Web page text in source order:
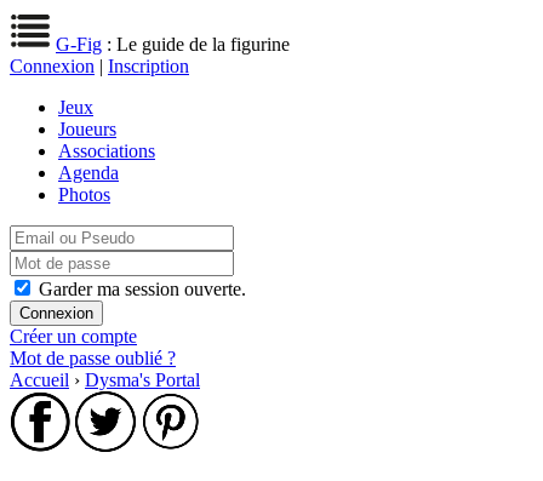
G-Fig : Le guide de la figurine
Connexion | Inscription
Jeux
Joueurs
Associations
Agenda
Photos
Garder ma session ouverte.
Créer un compte
Mot de passe oublié ?
Accueil › Dysma's Portal